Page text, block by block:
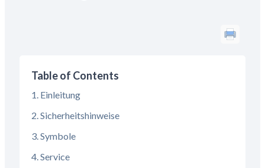
Table of Contents
Einleitung
Sicherheitshinweise
Symbole
Service